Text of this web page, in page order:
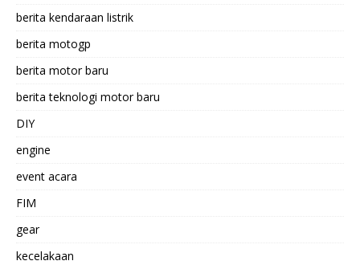
berita kendaraan listrik
berita motogp
berita motor baru
berita teknologi motor baru
DIY
engine
event acara
FIM
gear
kecelakaan